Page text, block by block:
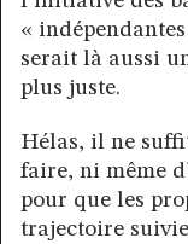
«
serait là aussi
plus juste.
Hélas, il ne
faire, ni même
pour que les
trajectoire